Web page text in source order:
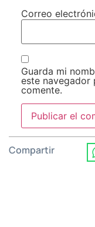
Correo
Guarda mi
este navegador
comente.
Compartir